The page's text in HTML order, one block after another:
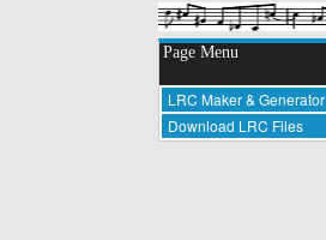
Page Menu
LRC Maker & Generator
Download LRC Files